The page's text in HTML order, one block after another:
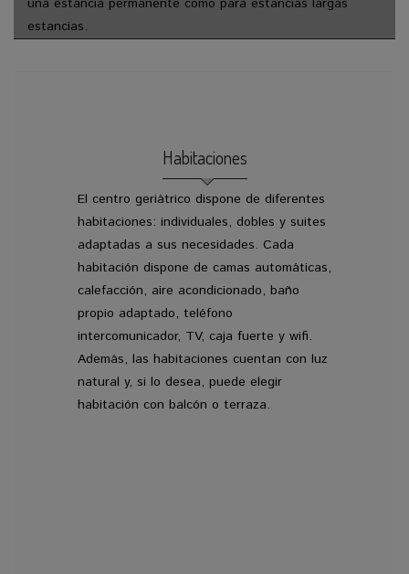
una estancia permanente como para estancias largas
estancias.
Habitaciones
El centro geriátrico dispone de diferentes
habitaciones: individuales, dobles y suites
adaptadas a sus necesidades. Cada
habitación dispone de camas automáticas,
calefacción, aire acondicionado, baño
propio adaptado, teléfono
intercomunicador, TV, caja fuerte y wifi.
Además, las habitaciones cuentan con luz
natural y, si lo desea, puede elegir
habitación con balcón o terraza.